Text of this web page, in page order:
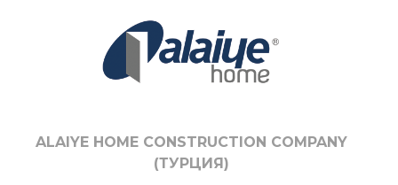
ALAIYE HOME CONSTRUCTION COMPANY
(ТУРЦИЯ)